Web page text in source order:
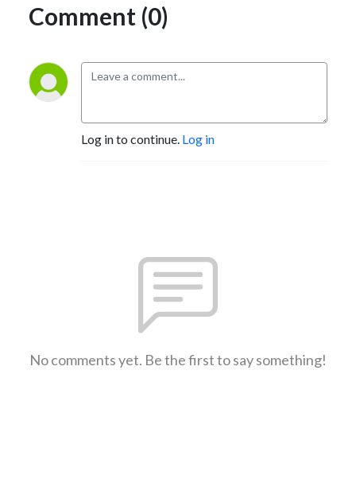
Comment (0)
Log in to continue. Log in
No comments yet. Be the first to say something!